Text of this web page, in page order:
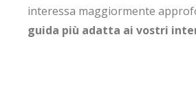
interessa maggiormente
guida più adatta ai vostri